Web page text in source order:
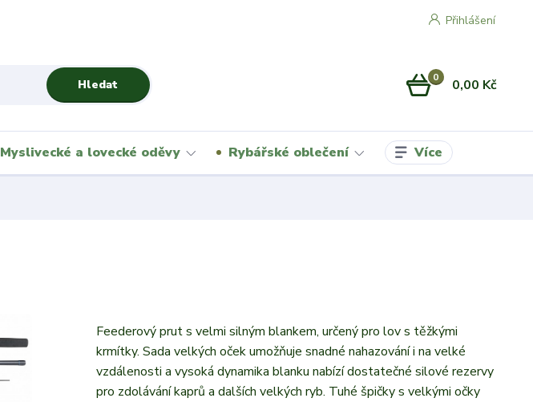
Přihlášení
Hledat 0 0,00 Kč
Myslivecké a lovecké oděvy Rybářské oblečení Více
Feederový prut s velmi silným blankem, určený pro lov s těžkými
krmítky. Sada velkých oček umožňuje snadné nahazování i na velké
vzdálenosti a vysoká dynamika blanku nabízí dostatečné silové rezervy
pro zdolávání kaprů a dalších velkých ryb. Tuhé špičky s velkými očky